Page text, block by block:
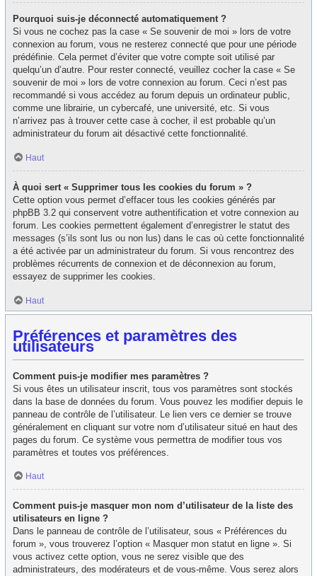
Pourquoi suis-je déconnecté automatiquement ?
Si vous ne cochez pas la case « Se souvenir de moi » lors de votre
connexion au forum, vous ne resterez connecté que pour une période
prédéfinie. Cela permet d’éviter que votre compte soit utilisé par
quelqu’un d’autre. Pour rester connecté, veuillez cocher la case « Se
souvenir de moi » lors de votre connexion au forum. Ceci n’est pas
recommandé si vous accédez au forum depuis un ordinateur public,
comme une librairie, un cybercafé, une université, etc. Si vous
n’arrivez pas à trouver cette case à cocher, il est probable qu’un
administrateur du forum ait désactivé cette fonctionnalité.
Haut
À quoi sert « Supprimer tous les cookies du forum » ?
Cette option vous permet d’effacer tous les cookies générés par
phpBB 3.2 qui conservent votre authentification et votre connexion au
forum. Les cookies permettent également d’enregistrer le statut des
messages (s’ils sont lus ou non lus) dans le cas où cette fonctionnalité
a été activée par un administrateur du forum. Si vous rencontrez des
problèmes récurrents de connexion et de déconnexion au forum,
essayez de supprimer les cookies.
Haut
Préférences et paramètres des
utilisateurs
Comment puis-je modifier mes paramètres ?
Si vous êtes un utilisateur inscrit, tous vos paramètres sont stockés
dans la base de données du forum. Vous pouvez les modifier depuis le
panneau de contrôle de l’utilisateur. Le lien vers ce dernier se trouve
généralement en cliquant sur votre nom d’utilisateur situé en haut des
pages du forum. Ce système vous permettra de modifier tous vos
paramètres et toutes vos préférences.
Haut
Comment puis-je masquer mon nom d’utilisateur de la liste des
utilisateurs en ligne ?
Dans le panneau de contrôle de l’utilisateur, sous « Préférences du
forum », vous trouverez l’option « Masquer mon statut en ligne ». Si
vous activez cette option, vous ne serez visible que des
administrateurs, des modérateurs et de vous-même. Vous serez alors